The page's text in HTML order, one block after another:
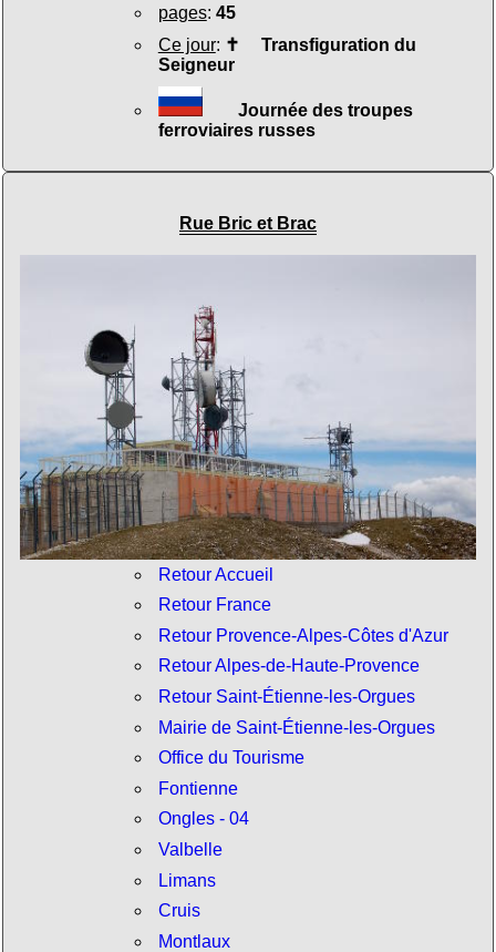
pages: 45
Ce jour: ✝ Transfiguration du
Seigneur
Journée des troupes
ferroviaires russes
Rue Bric et Brac
Retour Accueil
Retour France
Retour Provence-Alpes-Côtes d'Azur
Retour Alpes-de-Haute-Provence
Retour Saint-Étienne-les-Orgues
Mairie de Saint-Étienne-les-Orgues
Office du Tourisme
Fontienne
Ongles - 04
Valbelle
Limans
Cruis
Montlaux